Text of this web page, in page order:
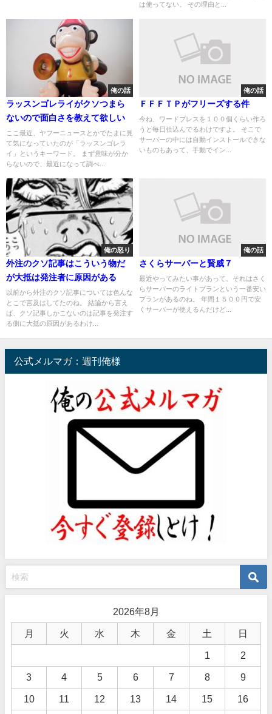
は使ってない。 その理由と...
俺の話
ラッスンゴレライがクソつまら
ないので面白さを教えて欲しい
ここ最近、ヤフーニュースとかでたまに見
て気になっていたのが「ラッスンゴレラ
イ」というキーワード。 まず意味が分か
らないので、最近になって調べ...
俺の話
ＦＦＦＴＰがフリーズする件
今ね、ワードプレスを１００個くらい作ろ
うと毎日仕込んでるわけですよ。 そこで
サーバーの中には自動インストールできな
いものもあって、手動でイン...
俺の怒り
外注のクソ記事はこういう物だ
が大抵は発注者に原因がある
以前から外注のクソ記事については色んな
とこで言及はしてたのね。 結論から言え
ば、クソ記事しかこないのは記事を発注す
る側に大抵の原因があるわけ...
俺の話
さくらサーバーと賢威７
最近やってみたい事があって、それはさく
らサーバーのライトプランという一番安い
プランがあるのね。 年間１５００円で安
くサーバーが使えるんだけど...
公式メルマガ：週刊俺様
2026年8月
月 火 水 木 金 土 日
1 2
3 4 5 6 7 8 9
10 11 12 13 14 15 16